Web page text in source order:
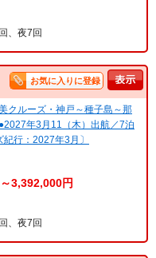
、夜7回
お気に入りに登録
クルーズ・神戸～種子島～那
年3月11（木）出航／7泊
行：2027年3月〕
3,392,000円
、夜7回